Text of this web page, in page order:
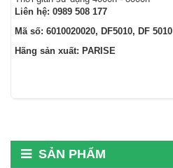
Liên hệ: 0989 508 177
Mã số: 6010020020, DF5010, DF 5010
Hãng sản xuất: PARISE
SẢN PHẨM